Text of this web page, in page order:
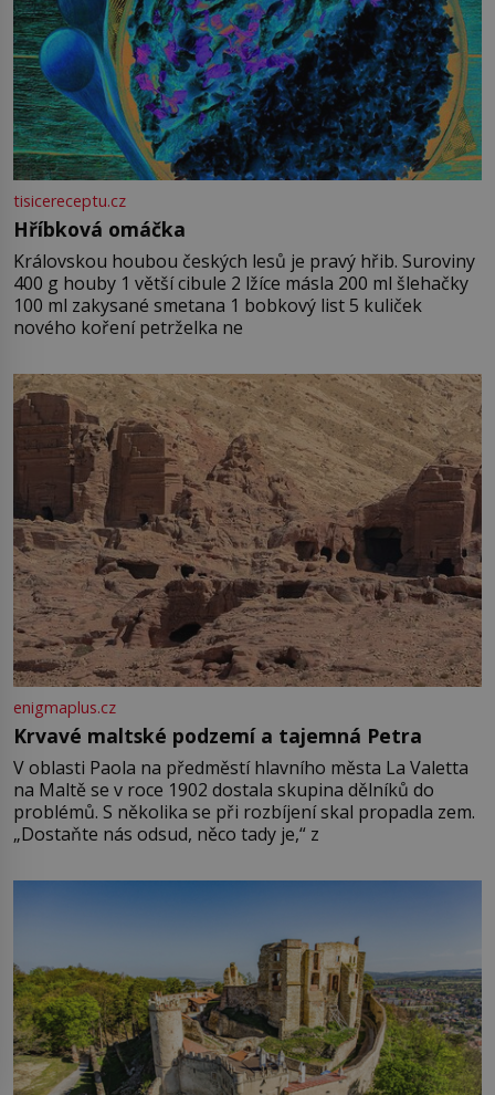
tisicereceptu.cz
Hříbková omáčka
Královskou houbou českých lesů je pravý hřib. Suroviny
400 g houby 1 větší cibule 2 lžíce másla 200 ml šlehačky
100 ml zakysané smetana 1 bobkový list 5 kuliček
nového koření petrželka ne
enigmaplus.cz
Krvavé maltské podzemí a tajemná Petra
V oblasti Paola na předměstí hlavního města La Valetta
na Maltě se v roce 1902 dostala skupina dělníků do
problémů. S několika se při rozbíjení skal propadla zem.
„Dostaňte nás odsud, něco tady je,“ z